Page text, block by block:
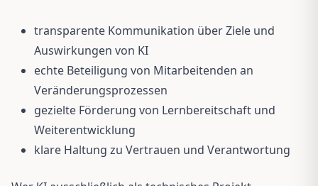
transparente Kommunikation über Ziele und
Auswirkungen von KI
echte Beteiligung von Mitarbeitenden an
Veränderungsprozessen
gezielte Förderung von Lernbereitschaft und
Weiterentwicklung
klare Haltung zu Vertrauen und Verantwortung